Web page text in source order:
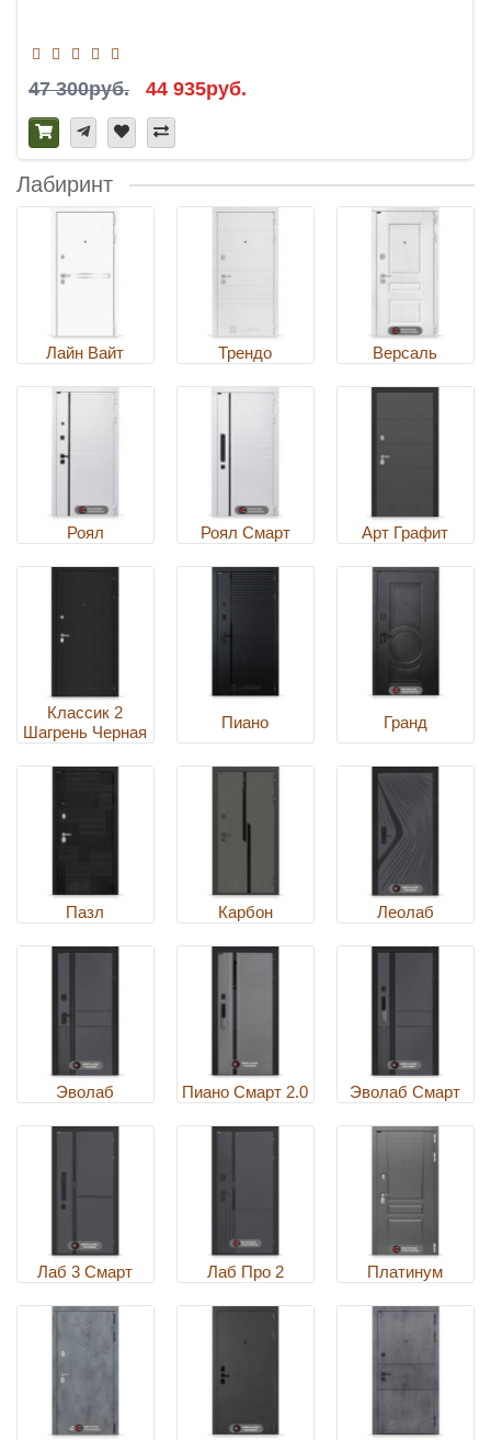
47 300руб. 44 935руб.
Лабиринт
Лайн Вайт Трендо Версаль
Роял Роял Смарт Арт Графит
Классик 2
Шагрень Черная
Пиано Гранд
Пазл Карбон Леолаб
Эволаб Пиано Смарт 2.0 Эволаб Смарт
Лаб 3 Смарт Лаб Про 2 Платинум